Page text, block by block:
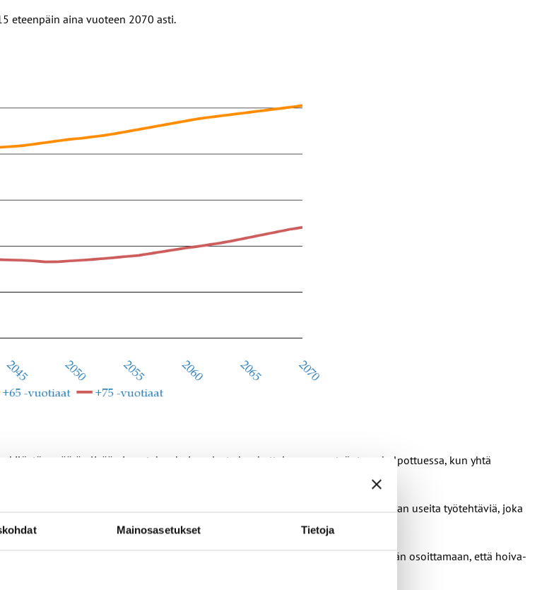
Mainosasetukset Tietoja
eteenpäin aina vuoteen 2070 asti.
määrän lisääminen tekee hoiva-alasta houkuttelevamman työnteon helpottuessa, kun yhtä
on järkevä uudistus.
hoivatyössä. Nykytilanteessa sairaanhoitajat ja lähihoitajat joutuvat suorittamaan useita työtehtäviä, joka
jotka järkevöittävät hoivaketjua. JHL:n tilaamaan
mukaan pystytään osoittamaan, että hoiva-